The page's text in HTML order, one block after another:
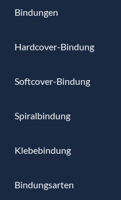
Bindungen
Hardcover-Bindung
Softcover-Bindung
Spiralbindung
Klebebindung
Bindungsarten